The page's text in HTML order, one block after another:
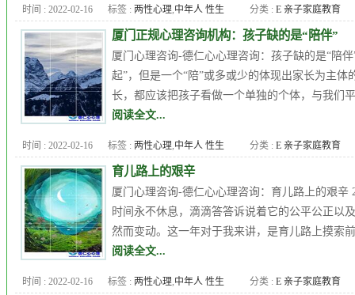
时间 : 2022-02-16 标签 : 两性心理,中年人 性生
活,九型人格, 人格障碍,企业
EAP,厦门儿童心理咨询
厦门心
理专家
厦门心理医生,厦门心
理咨询,厦门心理培训课程,品
行障碍 ,女人出轨
教育 强迫症,心理医生,心理咨
询,心理年龄,心理测试
题,恋爱心理,恐惧症,抑郁症 自
杀,更年期综合症 焦虑症,职场
心理,郭潇赢 高考心理
分类 : E 亲子家庭教育
厦门正规心理咨询机构：孩子缺的是“陪伴”
厦门心理咨询-德仁心心理咨询：孩子缺的是“陪
起”，但是一个“陪”或多或少的体现出家长为主
长，都应该把孩子看做一个单独的个体，与我们
阅读全文...
时间 : 2022-02-16 标签 : 两性心理,中年人 性生
活,九型人格 人格障碍
EAP,厦门儿童心理咨询
厦门心
理专家 ,厦门心理医生,厦门心
理咨询,厦门心理培训课程,品
行障碍 ,女人出轨
教育 强迫症,心理医生,心理咨
分类 : E 亲子家庭教育
育儿路上的艰辛
厦门心理咨询-德仁心心理咨询：育儿路上的艰
时间永不休息，滴滴答答诉说着它的公平公正以
然而变动。这一年对于我来讲，是育儿路上摸索
阅读全文...
时间 : 2022-02-16 标签 : 两性心理,中年人 性生
分类 : E 亲子家庭教育